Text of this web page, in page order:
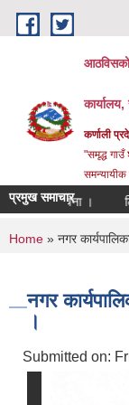
Skip to main content
कर्णाली
"समृद्ध
प्रमुख समाचार
सूचना । लिखित
You are
Home » नगर
नगर
।
Submitted on: